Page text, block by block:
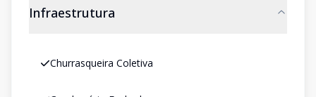
Infraestrutura
Churrasqueira Coletiva